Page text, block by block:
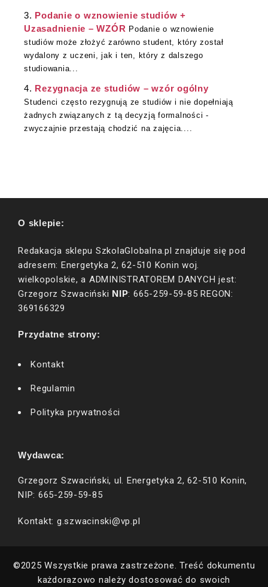
Podanie o wznowienie studiów +
Uzasadnienie – WZÓR Podanie o wznowienie
studiów może złożyć zarówno student, który został
wydalony z uczeni, jak i ten, który z dalszego
studiowania...
Rezygnacja ze studiów – wzór ogólny
Studenci często rezygnują ze studiów i nie dopełniają
żadnych związanych z tą decyzją formalności -
zwyczajnie przestają chodzić na zajęcia....
O sklepie:
Redakacja sklepu SzkolaGlobalna.pl znajduje się pod
adresem: Energetyka 2, 62-510 Konin woj.
wielkopolskie, a ADMINISTRATOREM DANYCH jest:
Grzegorz Szwaciński NIP: 665-259-59-85 REGON:
369166329
Przydatne strony:
Kontakt
Regulamin
Polityka prywatności
Wydawca:
Grzegorz Szwaciński, ul. Energetyka 2, 62-510 Konin,
NIP: 665-259-59-85
Kontakt: g.szwacinski@vp.pl
©2025 Wszystkie prawa zastrzeżone. Treść dokumentu
każdorazowo należy dostosować do swoich